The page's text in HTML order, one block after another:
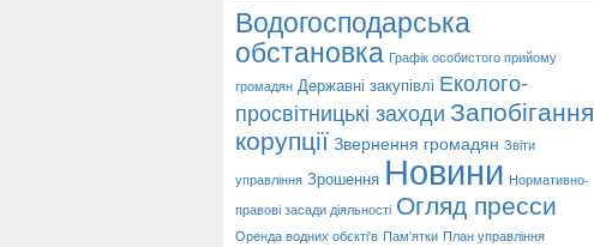
Водогосподарська
обстановка Графік особистого прийому
громадян Державні закупівлі Еколого-
просвітницькі заходи Запобігання
корупціїЗвернення громадян Звіти
управління Зрошення Новини Нормативно-
правові засади діяльності Огляд пресси
Оренда водних обєкті'в Пам'ятки План управління